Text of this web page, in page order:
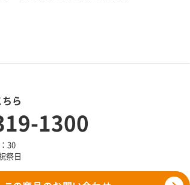
ら
1300
30
祭日